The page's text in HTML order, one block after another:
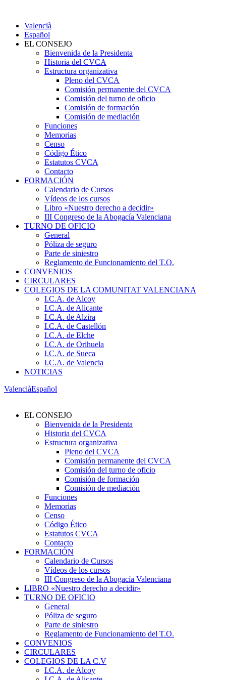
Valencià
Español
EL CONSEJO
Bienvenida de la Presidenta
Historia del CVCA
Estructura organizativa
Pleno del CVCA
Comisión permanente del CVCA
Comisión del turno de oficio
Comisión de formación
Comisión de mediación
Funciones
Memorias
Censo
Código Ético
Estatutos CVCA
Contacto
FORMACIÓN
Calendario de Cursos
Vídeos de los cursos
Libro «Nuestro derecho a decidir»
III Congreso de la Abogacía Valenciana
TURNO DE OFICIO
General
Póliza de seguro
Parte de siniestro
Reglamento de Funcionamiento del T.O.
CONVENIOS
CIRCULARES
COLEGIOS DE LA COMUNITAT VALENCIANA
I.C.A. de Alcoy
I.C.A. de Alicante
I.C.A. de Alzira
I.C.A. de Castellón
I.C.A. de Elche
I.C.A. de Orihuela
I.C.A. de Sueca
I.C.A. de Valencia
NOTICIAS
ValenciàEspañol
EL CONSEJO
Bienvenida de la Presidenta
Historia del CVCA
Estructura organizativa
Pleno del CVCA
Comisión permanente del CVCA
Comisión del turno de oficio
Comisión de formación
Comisión de mediación
Funciones
Memorias
Censo
Código Ético
Estatutos CVCA
Contacto
FORMACIÓN
Calendario de Cursos
Vídeos de los cursos
III Congreso de la Abogacía Valenciana
LIBRO «Nuestro derecho a decidir»
TURNO DE OFICIO
General
Póliza de seguro
Parte de siniestro
Reglamento de Funcionamiento del T.O.
CONVENIOS
CIRCULARES
COLEGIOS DE LA C.V
I.C.A. de Alcoy